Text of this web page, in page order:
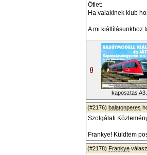
Ötlet:
Ha valakinek klub
A mi kiállításunkhoz
kaposztas
(#2176) balatonperes
Szolgálati
Frankye! Küldtem
(#2178) Frankye